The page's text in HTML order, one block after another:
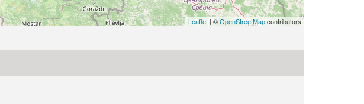
Leaflet | ©OpenStreetMapcontributors